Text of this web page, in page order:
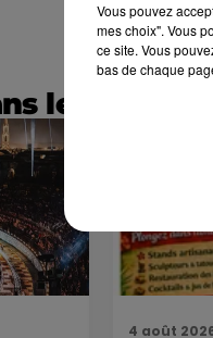
le Sud
4 août
Vous pouvez
mes choix". Vous
ce site. Vous
bas de chaque